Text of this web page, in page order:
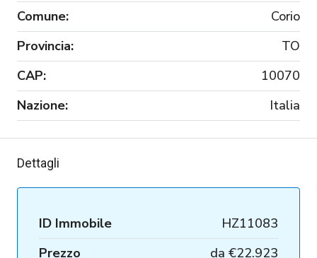
Comune:
Corio
Provincia:
TO
CAP:
10070
Nazione:
Italia
Dettagli
ID Immobile
HZ11083
Prezzo
da €22.923